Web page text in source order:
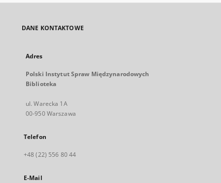
DANE KONTAKTOWE
Adres
Polski Instytut Spraw Międzynarodowych
Biblioteka
ul. Warecka 1A
00-950 Warszawa
Telefon
+48 (22) 556 80 44
E-Mail